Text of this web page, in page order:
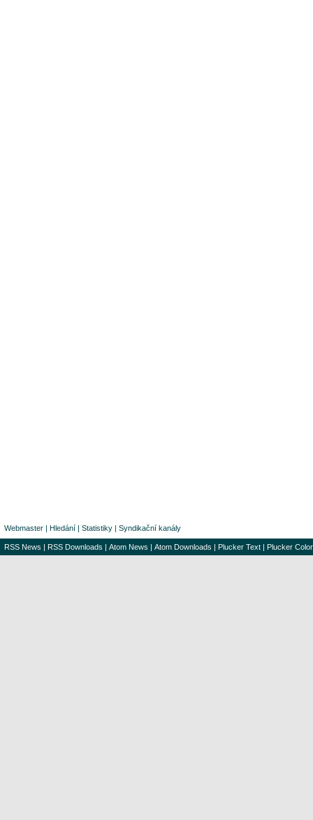
Webmaster | Hledání | Statistiky | Syndikační kanály
RSS News | RSS Downloads | Atom News | Atom Downloads | Plucker Text | Plucker Color